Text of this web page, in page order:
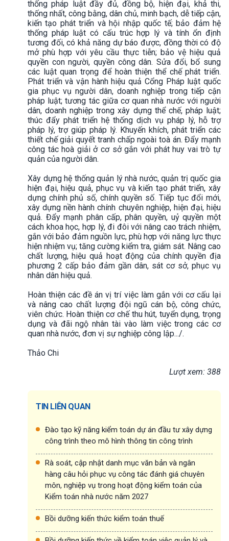
thống pháp luật đầy đủ, đồng bộ, hiện đại, khả thi,
thống nhất, công bằng, dân chủ, minh bạch, dễ tiếp cận,
kiến tạo phát triển và hội nhập quốc tế; bảo đảm hệ
thống pháp luật có cấu trúc hợp lý và tính ổn định
tương đối, có khả năng dự báo được, đồng thời có độ
mở phù hợp với yêu cầu thực tiễn; bảo vệ hiệu quả
quyền con người, quyền công dân. Sửa đổi, bổ sung
các luật quan trọng để hoàn thiện thể chế phát triển.
Phát triển và vận hành hiệu quả Cổng Pháp luật quốc
gia phục vụ người dân, doanh nghiệp trong tiếp cận
pháp luật; tương tác giữa cơ quan nhà nước với người
dân, doanh nghiệp trong xây dựng thể chế, pháp luật;
thúc đẩy phát triển hệ thống dịch vụ pháp lý, hỗ trợ
pháp lý, trợ giúp pháp lý. Khuyến khích, phát triển các
thiết chế giải quyết tranh chấp ngoài toà án. Đẩy mạnh
công tác hoà giải ở cơ sở gắn với phát huy vai trò tự
quản của người dân.
Xây dựng hệ thống quản lý nhà nước, quản trị quốc gia
hiện đại, hiệu quả, phục vụ và kiến tạo phát triển, xây
dựng chính phủ số, chính quyền số. Tiếp tục đổi mới,
xây dựng nền hành chính chuyên nghiệp, hiện đại, hiệu
quả. Đẩy mạnh phân cấp, phân quyền, uỷ quyền một
cách khoa học, hợp lý, đi đôi với nâng cao trách nhiệm,
gắn với bảo đảm nguồn lực, phù hợp với năng lực thực
hiện nhiệm vụ; tăng cường kiểm tra, giám sát. Nâng cao
chất lượng, hiệu quả hoạt động của chính quyền địa
phương 2 cấp bảo đảm gần dân, sát cơ sở, phục vụ
nhân dân hiệu quả.
Hoàn thiện các đề án vị trí việc làm gắn với cơ cấu lại
và nâng cao chất lượng đội ngũ cán bộ, công chức,
viên chức. Hoàn thiện cơ chế thu hút, tuyển dụng, trọng
dụng và đãi ngộ nhân tài vào làm việc trong các cơ
quan nhà nước, đơn vị sự nghiệp công lập.../.
Thảo Chi
Lượt xem: 388
TIN LIÊN QUAN
Đào tạo kỹ năng kiểm toán dự án đầu tư xây dựng
công trình theo mô hình thông tin công trình
Rà soát, cập nhật danh mục văn bản và ngân
hàng câu hỏi phục vụ công tác đánh giá chuyên
môn, nghiệp vụ trong hoạt động kiểm toán của
Kiểm toán nhà nước năm 2027
Bồi dưỡng kiến thức kiểm toán thuế